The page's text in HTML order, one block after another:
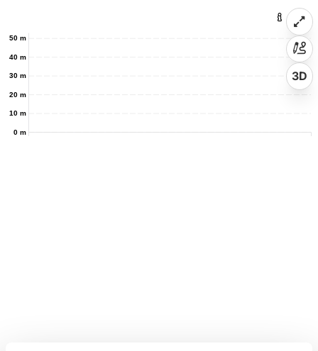
0 m
10 m
20 m
30 m
40 m
50 m
3D